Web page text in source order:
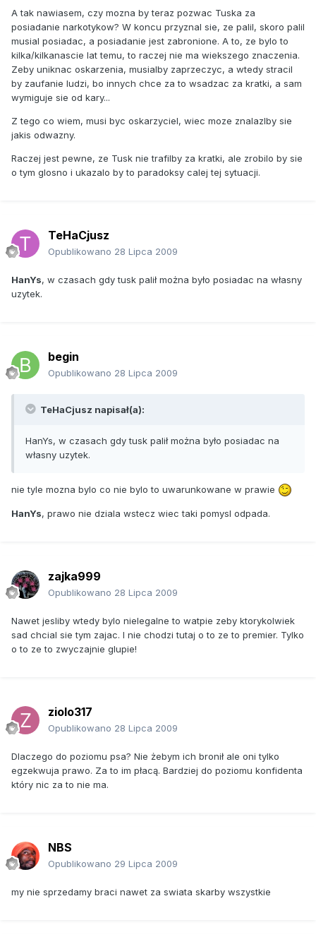
publicznej, że jako młody człowiek palił trawkę. Skoro teraz
popiera pomysł depenalizacji warunkowanej kolaboracją, to
niech zaświeci przykładem i dokona kolejnej odważnej
deklaracji publicznej. Panie premierze, proszę nam
wszystkim powiedzieć, od kogo dostał Pan tą trawę, którą
Pan wtedy palił. Imię, nazwisko, adres, zawód. Raz, raz!!!
A tak nawiasem, czy mozna by teraz pozwac Tuska za
posiadanie narkotykow? W koncu przyznal sie, ze palil, skoro palil
musial posiadac, a posiadanie jest zabronione. A to, ze bylo to
kilka/kilkanascie lat temu, to raczej nie ma wiekszego znaczenia.
Zeby uniknac oskarzenia, musialby zaprzeczyc, a wtedy stracil
by zaufanie ludzi, bo innych chce za to wsadzac za kratki, a sam
wymiguje sie od kary...
Z tego co wiem, musi byc oskarzyciel, wiec moze znalazlby sie
jakis odwazny.
Raczej jest pewne, ze Tusk nie trafilby za kratki, ale zrobilo by sie
o tym glosno i ukazalo by to paradoksy calej tej sytuacji.
TeHaCjusz
Opublikowano 28 Lipca 2009
HanYs, w czasach gdy tusk palił można było posiadac na własny
uzytek.
begin
Opublikowano 28 Lipca 2009
TeHaCjusz napisał(a):
HanYs, w czasach gdy tusk palił można było posiadac na
własny uzytek.
nie tyle mozna bylo co nie bylo to uwarunkowane w prawie
HanYs, prawo nie dziala wstecz wiec taki pomysl odpada.
zajka999
Opublikowano 28 Lipca 2009
Nawet jesliby wtedy bylo nielegalne to watpie zeby ktorykolwiek
sad chcial sie tym zajac. I nie chodzi tutaj o to ze to premier. Tylko
o to ze to zwyczajnie glupie!
ziolo317
Opublikowano 28 Lipca 2009
Dlaczego do poziomu psa? Nie żebym ich bronił ale oni tylko
egzekwuja prawo. Za to im płacą. Bardziej do poziomu konfidenta
który nic za to nie ma.
NBS
Opublikowano 29 Lipca 2009
my nie sprzedamy braci nawet za swiata skarby wszystkie